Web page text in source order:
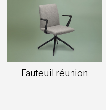
Fauteuil réunion